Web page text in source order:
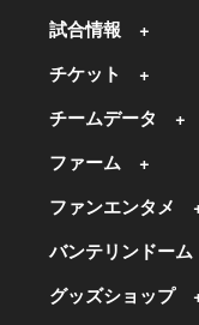
試合情報
チケット
チームデータ
ファーム
ファンエンタメ
バンテリンドーム
グッズショップ